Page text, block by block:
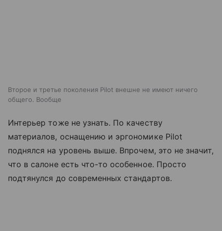
Второе и третье поколения Pilot внешне не имеют ничего
общего. Вообще
Интерьер тоже не узнать. По качеству
материалов, оснащению и эргономике Pilot
поднялся на уровень выше. Впрочем, это не значит,
что в салоне есть что-то особенное. Просто
подтянулся до современных стандартов.